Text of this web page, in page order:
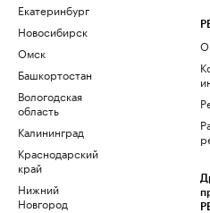
Екатеринбург
Новосибирск
Омск
Башкортостан
Вологодская
область
Калининград
Краснодарский
край
Нижний
Новгород
О